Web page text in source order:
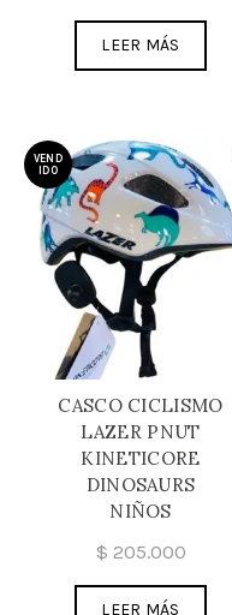
LEER MÁS
VEND
IDO
CASCO CICLISMO
LAZER PNUT
KINETICORE
DINOSAURS
NIÑOS
$ 205.000
LEER MÁS